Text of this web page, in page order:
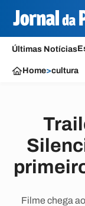
Últimas Notícias
Home>cultura
Filme chega